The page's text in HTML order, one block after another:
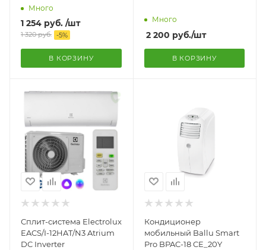
Много
1 254 руб. /шт
1 320руб. -5%
В КОРЗИНУ
Много
2 200 руб./шт
В КОРЗИНУ
Сплит-система Electrolux
EACS/I-12HAT/N3 Atrium
DC Inverter
Кондиционер
мобильный Ballu Smart
Pro BPAC-18 CE_20Y